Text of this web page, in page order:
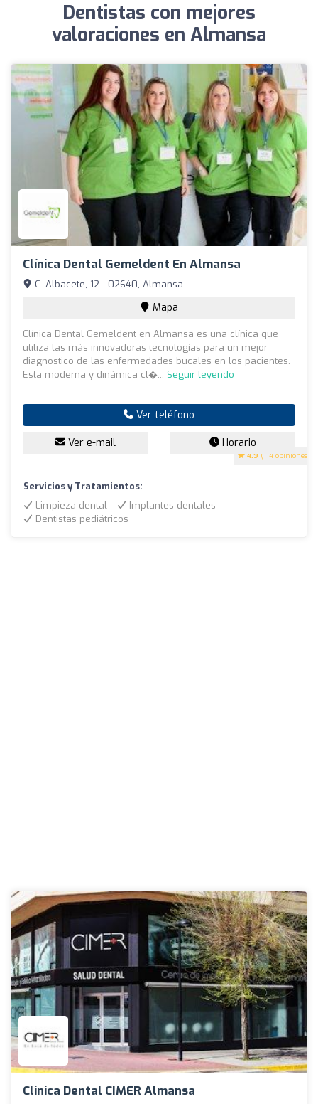
Dentistas con mejores
valoraciones en Almansa
Clínica Dental Gemeldent En Almansa
4.9 (114 opiniones)
C. Albacete, 12 - 02640, Almansa
Mapa
Clínica Dental Gemeldent en Almansa es una clínica que
utiliza las más innovadoras tecnologías para un mejor
diagnostico de las enfermedades bucales en los pacientes.
Esta moderna y dinámica cl�... Seguir leyendo
Ver teléfono
Ver e-mail Horario
Servicios y Tratamientos:
Limpieza dental
Implantes dentales
Dentistas pediátricos
Clínica Dental CIMER Almansa